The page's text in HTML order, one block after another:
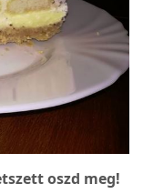
oszd meg!